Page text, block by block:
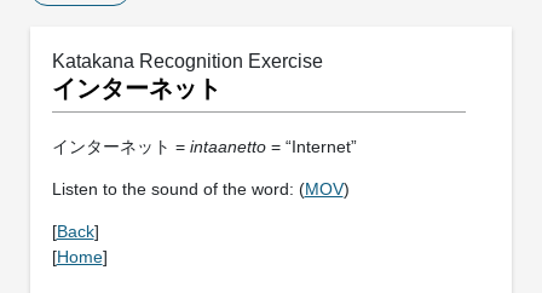
Katakana Recognition Exercise
インターネット
インターネット = intaanetto= “Internet”
Listen to the sound of the word: (MOV)
[Back]
[Home]